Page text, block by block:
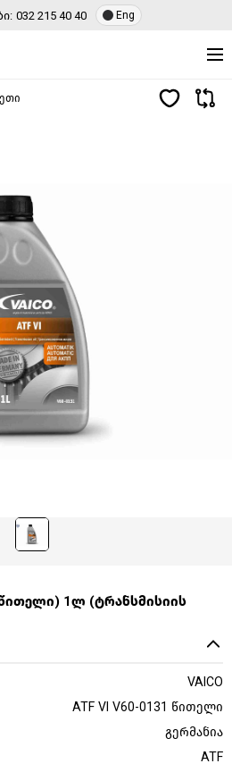
032 215 40 40 Eng
1ლ (ტრანსმისიის
VAICO
ATF VI V60-0131 წითელი
გერმანია
ATF